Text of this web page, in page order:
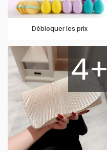
Débloquer les prix
4+